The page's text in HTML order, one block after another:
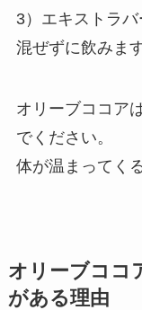
3）エキストラ
混ぜずに飲みます
オリーブココア
でください。
体が温まってく
オリーブココ
がある理由